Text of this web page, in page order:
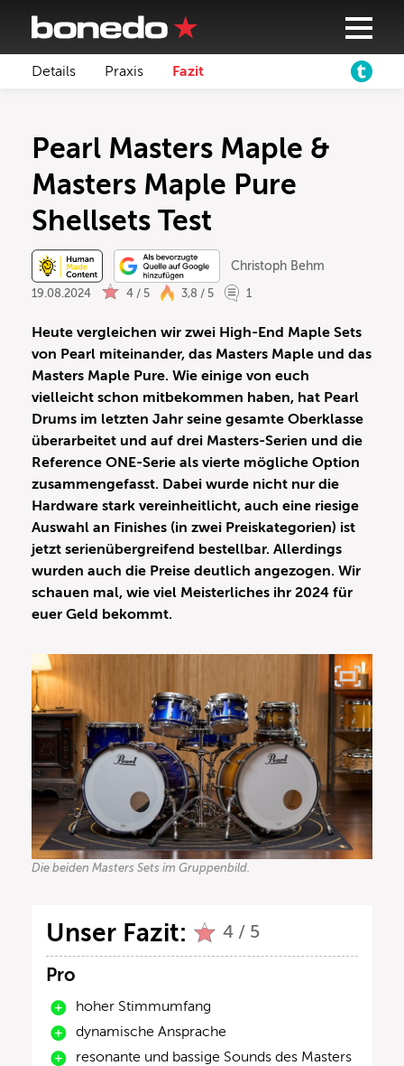
Details Praxis Fazit
Pearl Masters Maple &
Masters Maple Pure
Shellsets Test
Christoph Behm
19.08.2024 4 / 5 3,8 / 5 1
Heute vergleichen wir zwei High-End Maple Sets
von Pearl miteinander, das Masters Maple und das
Masters Maple Pure. Wie einige von euch
vielleicht schon mitbekommen haben, hat Pearl
Drums im letzten Jahr seine gesamte Oberklasse
überarbeitet und auf drei Masters-Serien und die
Reference ONE-Serie als vierte mögliche Option
zusammengefasst. Dabei wurde nicht nur die
Hardware stark vereinheitlicht, auch eine riesige
Auswahl an Finishes (in zwei Preiskategorien) ist
jetzt serienübergreifend bestellbar. Allerdings
wurden auch die Preise deutlich angezogen. Wir
schauen mal, wie viel Meisterliches ihr 2024 für
euer Geld bekommt.
Die beiden Masters Sets im Gruppenbild.
Unser Fazit: 4 / 5
Pro
hoher Stimmumfang
dynamische Ansprache
resonante und bassige Sounds des Masters